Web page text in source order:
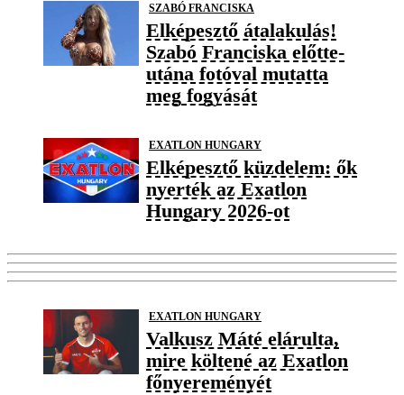
SZABÓ FRANCISKA
Elképesztő átalakulás!
Szabó Franciska előtte-
utána fotóval mutatta
meg fogyását
EXATLON HUNGARY
Elképesztő küzdelem: ők
nyerték az Exatlon
Hungary 2026-ot
EXATLON HUNGARY
Valkusz Máté elárulta,
mire költené az Exatlon
főnyereményét